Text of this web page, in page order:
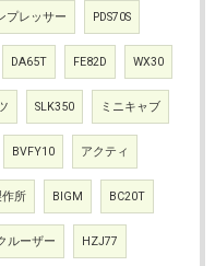
プレッサー PDS70S
DA65T FE82D WX30
SLK350 ミニキャブ
BVFY10 アクティ
作所 BIGM BC20T
ルーザー HZJ77